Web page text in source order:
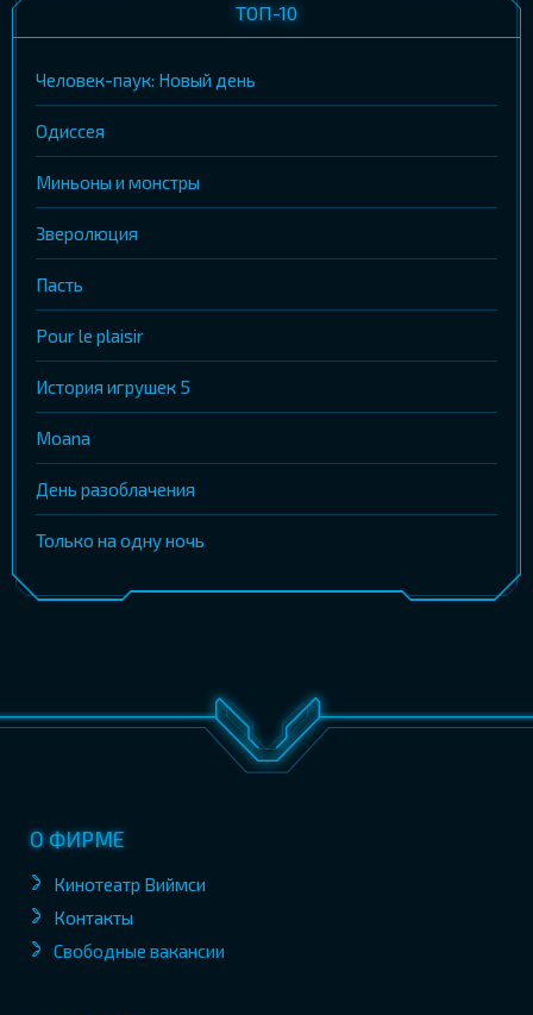
ТОП-10
Человек-паук: Новый день
Одиссея
Миньоны и монстры
Зверолюция
Пасть
Pour le plaisir
История игрушек 5
Moana
День разоблачения
Только на одну ночь
О ФИРМЕ
Кинотеатр Виймси
Контакты
Свободные вакансии